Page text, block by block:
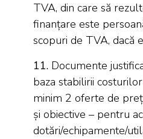
TVA, din care să
finanțare este
scopuri de TVA, dacă
11. Documente
baza stabilirii
minim 2 oferte de
și obiective – pentru
dotări/echipamente/